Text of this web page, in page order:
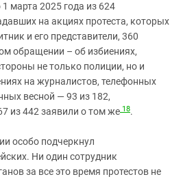
марта 2025 года из 624
на акциях протеста, которых
и его представители, 360
обращении – об избиениях,
не только полиции, но и
на журналистов, телефонных
весной — 93 из 182,
из 442 заявили о том же 18.
особо подчеркнул
Ни один сотрудник
за все это время протестов не